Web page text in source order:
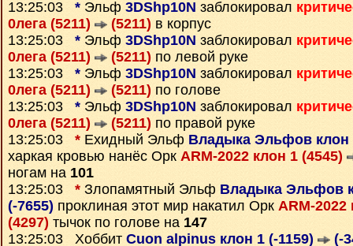
13:25:03 * Эльф 3DShp10N заблокировал
0лега (5211)
(5211) в корпус
13:25:03 * Эльф 3DShp10N заблокировал
0лега (5211)
(5211) по левой руке
13:25:03 * Эльф 3DShp10N заблокировал
0лега (5211)
(5211) по голове
13:25:03 * Эльф 3DShp10N заблокировал
0лега (5211)
(5211) по правой руке
13:25:03 * Ехидный Эльф Владыка Эльфов клон
харкая кровью нанёс Орк ARM-2022 клон 1 (4545)
ногам на 101
13:25:03 * Злопамятный Эльф Владыка Эльфов
(-7655) проклиная этот мир накатил Орк ARM-2022
(4297) тычок по голове на 147
13:25:03 Хоббит Cuon alpinus клон 1 (-1159)
(-